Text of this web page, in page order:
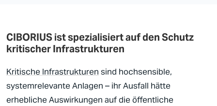
CIBORIUS ist spezialisiert auf den Schutz
kritischer Infrastrukturen
Kritische Infrastrukturen sind hochsensible,
systemrelevante Anlagen – ihr Ausfall hätte
erhebliche Auswirkungen auf die öffentliche